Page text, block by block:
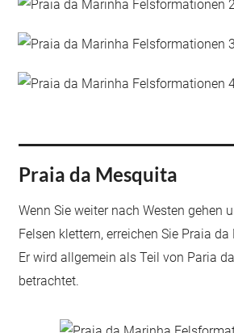
Praia da Mesquita
Wenn Sie weiter nach Westen gehen
Felsen klettern, erreichen Sie Praia
Er wird allgemein als Teil von Paria
betrachtet.